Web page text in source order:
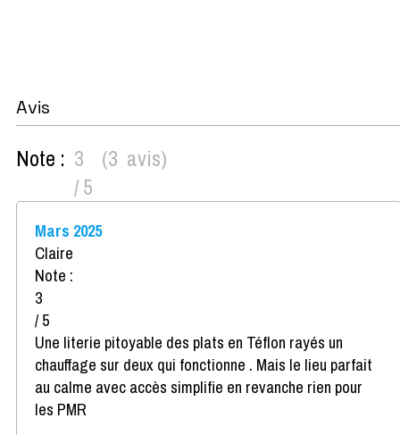
Avis
Note : 3
/ 5
(3 avis)
Mars 2025
Claire
Note :
3
/ 5
Une literie pitoyable des plats en Téflon rayés un
chauffage sur deux qui fonctionne . Mais le lieu parfait
au calme avec accès simplifie en revanche rien pour
les PMR